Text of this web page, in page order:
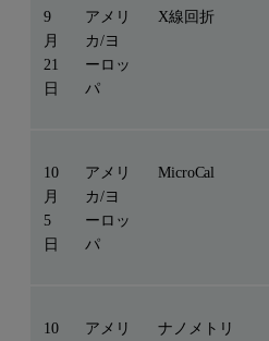
9
月
21
日
アメリ
カ/ヨ
ーロッ
パ
X線回折
10
月
5
日
アメリ
カ/ヨ
ーロッ
パ
MicroCal
10
アメリ
ナノメトリ